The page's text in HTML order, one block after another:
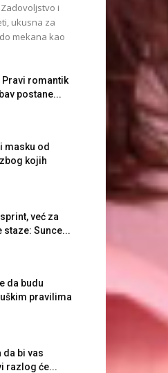
i
ukusna za
mekana kao
Pravi romantik
postane...
masku od
kojih
već za
staze: Sunce...
da budu
pravilima
da bi vas
razlog će...